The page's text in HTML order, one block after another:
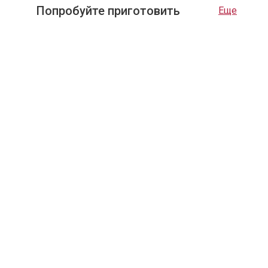
Попробуйте приготовить Еще